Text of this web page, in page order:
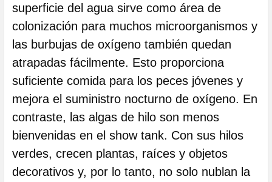
superficie del agua sirve como área de
colonización para muchos microorganismos y
las burbujas de oxígeno también quedan
atrapadas fácilmente. Esto proporciona
suficiente comida para los peces jóvenes y
mejora el suministro nocturno de oxígeno. En
contraste, las algas de hilo son menos
bienvenidas en el show tank. Con sus hilos
verdes, crecen plantas, raíces y objetos
decorativos y, por lo tanto, no solo nublan la